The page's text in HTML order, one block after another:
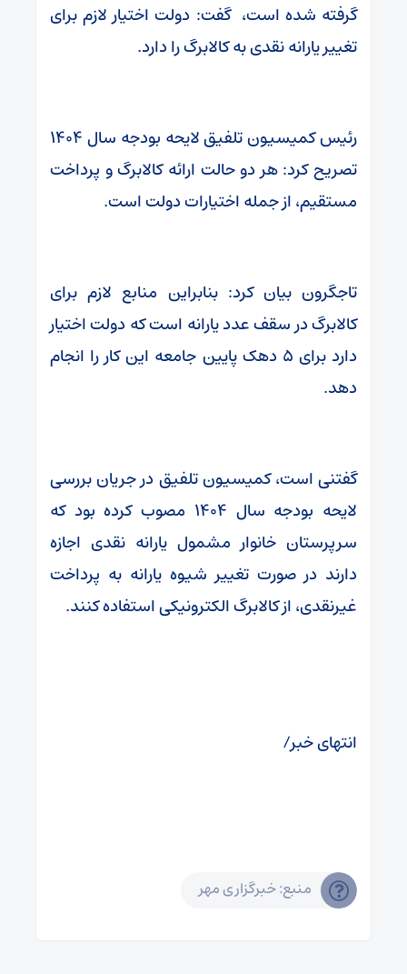
گرفته شده است، گفت: دولت اختیار لازم برای
تغییر یارانه نقدی به کالابرگ را دارد.
رئیس کمیسیون تلفیق لایحه بودجه سال ۱۴۰۴
تصریح کرد: هر دو حالت ارائه کالابرگ و پرداخت
مستقیم، از جمله اختیارات دولت است.
تاجگرون بیان کرد: بنابراین منابع لازم برای
کالابرگ در سقف عدد یارانه است که دولت اختیار
دارد برای ۵ دهک پایین جامعه این کار را انجام
دهد.
گفتنی است، کمیسیون تلفیق در جریان بررسی
لایحه بودجه سال ۱۴۰۴ مصوب کرده بود که
سرپرستان خانوار مشمول یارانه نقدی اجازه
دارند در صورت تغییر شیوه یارانه به پرداخت
غیرنقدی، از کالابرگ الکترونیکی استفاده کنند.
انتهای خبر/
منبع: خبرگزاری مهر